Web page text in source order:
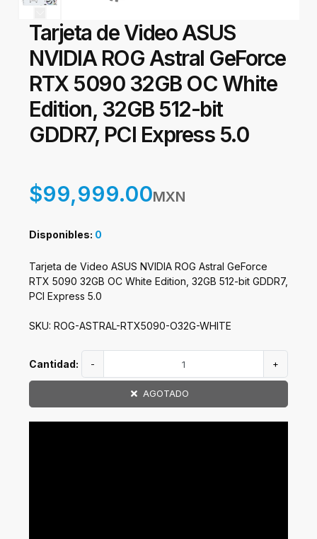
Tarjeta de Video ASUS
NVIDIA ROG Astral GeForce
RTX 5090 32GB OC White
Edition, 32GB 512-bit
GDDR7, PCI Express 5.0
$99,999.00MXN
Disponibles: 0
Tarjeta de Video ASUS NVIDIA ROG Astral GeForce
RTX 5090 32GB OC White Edition, 32GB 512-bit GDDR7,
PCI Express 5.0
SKU: ROG-ASTRAL-RTX5090-O32G-WHITE
Cantidad: - +
AGOTADO